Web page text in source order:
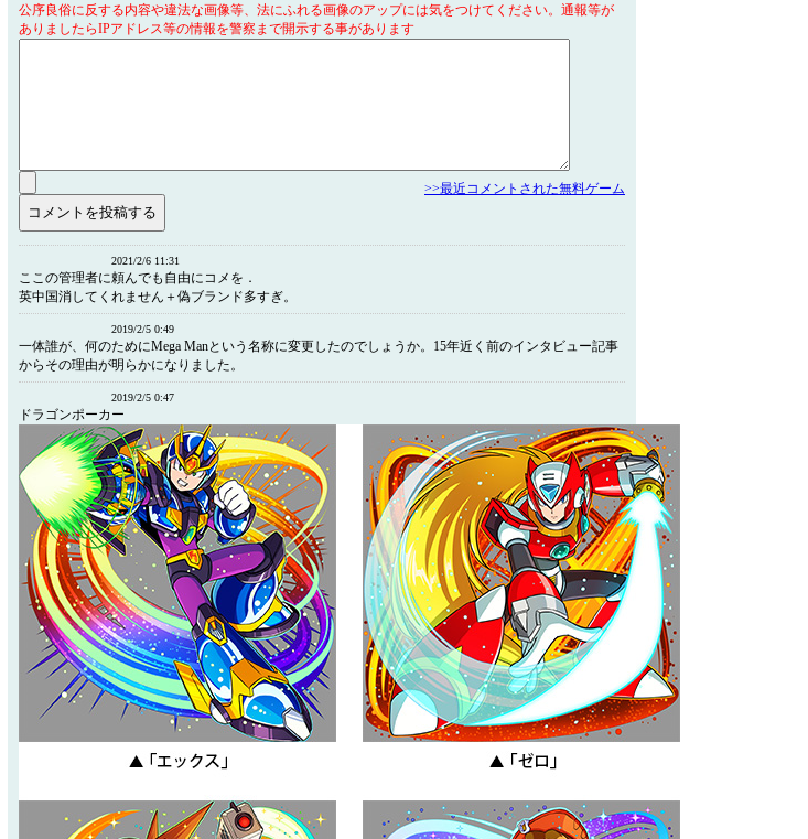
公序良俗に反する内容や違法な画像等、法にふれる画像のアップには気をつけてください。通報等が
ありましたらIPアドレス等の情報を警察まで開示する事があります
>>最近コメントされた無料ゲーム
2021/2/6 11:31
ここの管理者に頼んでも自由にコメを．
英中国消してくれません＋偽ブランド多すぎ。
2019/2/5 0:49
一体誰が、何のためにMega Manという名称に変更したのでしょうか。15年近く前のインタビュー記事
からその理由が明らかになりました。
2019/2/5 0:47
ドラゴンポーカー